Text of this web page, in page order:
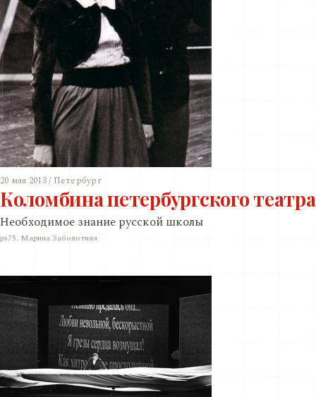
20 мая 2013 / Петербург
Коломбина петербургского театра
Необходимое знание русской школы
ps75. Марина Заболотняя